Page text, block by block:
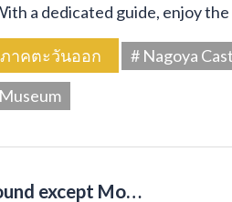
a dedicated guide, enjoy
ภาคตะวันออก # Nagoya
except Mo…